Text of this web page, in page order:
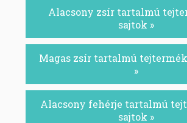
Alacsony zsír tartalmú
sajtok »
Magas zsír tartalmú
»
Alacsony fehérje tartalmú
sajtok »